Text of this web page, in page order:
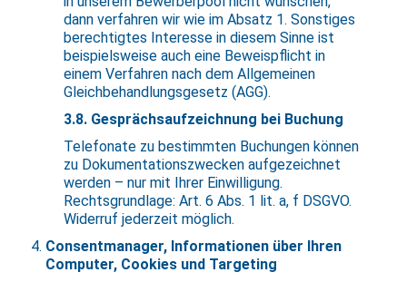
dann verfahren wir wie im Absatz 1. Sonstiges
berechtigtes Interesse in diesem Sinne ist
beispielsweise auch eine Beweispflicht in
einem Verfahren nach dem Allgemeinen
Gleichbehandlungsgesetz (AGG).
3.8. Gesprächsaufzeichnung bei Buchung
Telefonate zu bestimmten Buchungen können
zu Dokumentationszwecken aufgezeichnet
werden – nur mit Ihrer Einwilligung.
Rechtsgrundlage: Art. 6 Abs. 1 lit. a, f DSGVO.
Widerruf jederzeit möglich.
Consentmanager, Informationen über Ihren
Computer, Cookies und Targeting